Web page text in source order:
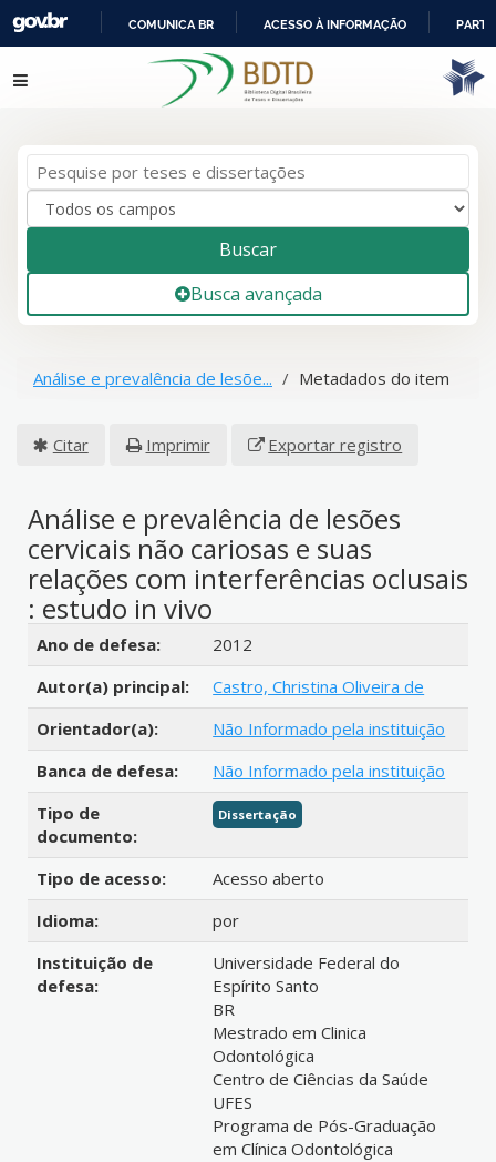
IR
PARA
COMUNICA BR ACESSO À INFORMAÇÃO
Pular para o conteúdo
Buscar
Busca avançada
Análise e prevalência de lesõe... Metadados do item
Citar Imprimir Exportar registro
Análise e prevalência de lesões
cervicais não cariosas e suas
relações com interferências oclusais
: estudo in vivo
Detalhes bibliográficos
Ano de defesa:
2012
Autor(a) principal:
Castro, Christina Oliveira de
Orientador(a):
Não Informado pela instituição
Banca de defesa:
Não Informado pela instituição
Tipo de
documento:
Dissertação
Tipo de acesso:
Acesso aberto
Idioma:
por
Instituição de
defesa:
Universidade Federal do
Espírito Santo
BR
Mestrado em Clinica
Odontológica
Centro de Ciências da Saúde
UFES
Programa de Pós-Graduação
em Clínica Odontológica